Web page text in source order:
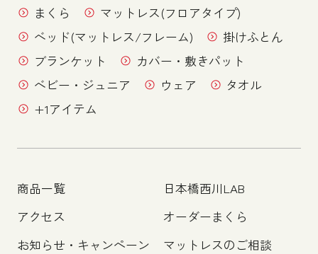
まくら
マットレス(フロアタイプ)
ベッド(マットレス/フレーム)
掛けふとん
ブランケット
カバー・敷きパット
ベビー・ジュニア
ウェア
タオル
+1アイテム
商品一覧
アクセス
お知らせ・キャンペーン
日本橋西川LAB
オーダーまくら
マットレスのご相談